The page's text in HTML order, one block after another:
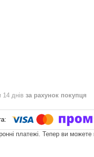
14 днів за рахунок покупця
платежі. Тепер ви